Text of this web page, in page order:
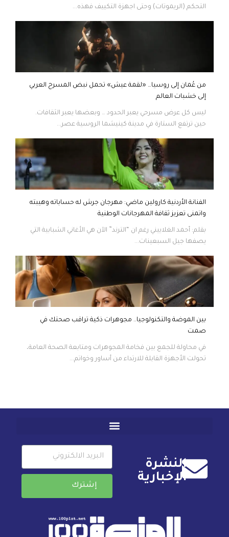
التحكم (الريموتات) وحتى اجهزة التكييف فهذه...
من عُمان إلى روسيا… «لقمة عيش» تحمل نبض المسرح العربي
إلى خشبات العالم
ليس كل عرض مسرحي يعبر الحدود … وبعضها يعبر الثقافات.
حين ترتفع الستارة في مدينة كينيشما الروسية عصر...
الفنانة الأردنية كارولين ماضي: مهرجان جرش له حساباته وهيبته
واتمنى تعزيز ثقافة المهرجانات الوطنية
بقلم: أحمد الغلاييني رغم ان “الترند” الآن هي الأغاني الشبابية التي
يصفها جيل السبعينات...
بين الموضة والتكنولوجيا.. مجوهرات ذكية تراقب صحتك في
صمت
في محاولة للجمع بين فخامة المجوهرات ومتابعة الصحة العامة،
تحولت الأجهزة القابلة للارتداء من أساور وخواتم...
النشرة
الإخبارية
إشترك